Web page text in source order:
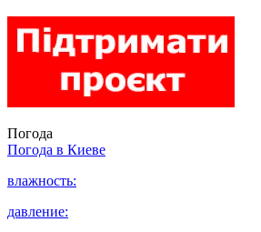
Погода
Погода в Киеве
влажность:
давление: